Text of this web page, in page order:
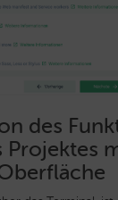
des
Projektes